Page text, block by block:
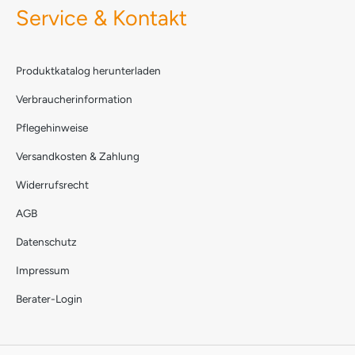
Service & Kontakt
Produktkatalog herunterladen
Verbraucherinformation
Pflegehinweise
Versandkosten & Zahlung
Widerrufsrecht
AGB
Datenschutz
Impressum
Berater-Login